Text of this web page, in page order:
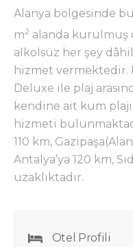
Alanya bölgesinde
m2 alanda kurulmuş
alkolsüz her şey
hizmet vermektedir.
Deluxe ile plaj
kendine ait kum
hizmeti
110 km,
Antalya’ya 120 km,
uzaklıktadır.
Otel Profili